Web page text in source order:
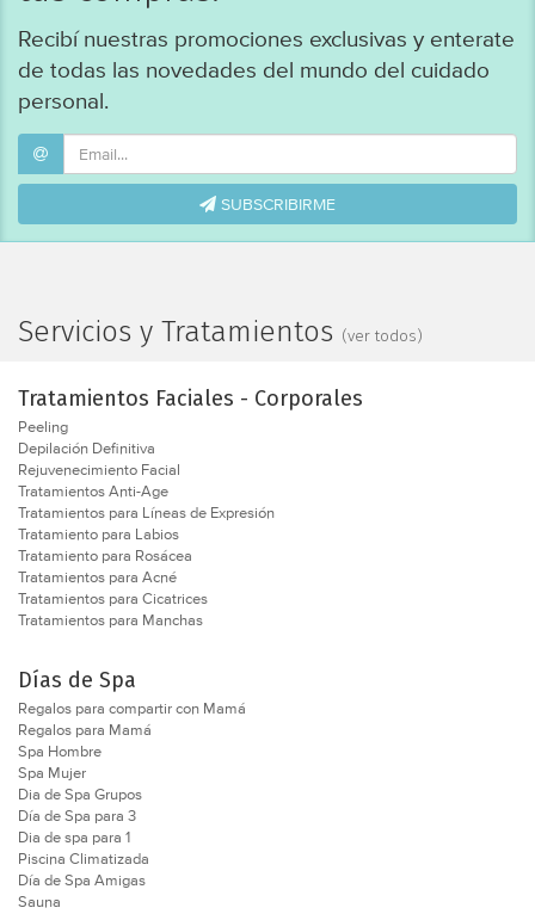
Recibí nuestras promociones exclusivas y enterate
de todas las novedades del mundo del cuidado
personal.
SUBSCRIBIRME
Servicios y Tratamientos (ver todos)
Tratamientos Faciales - Corporales
Peeling
Depilación Definitiva
Rejuvenecimiento Facial
Tratamientos Anti-Age
Tratamientos para Líneas de Expresión
Tratamiento para Labios
Tratamiento para Rosácea
Tratamientos para Acné
Tratamientos para Cicatrices
Tratamientos para Manchas
Días de Spa
Regalos para compartir con Mamá
Regalos para Mamá
Spa Hombre
Spa Mujer
Dia de Spa Grupos
Día de Spa para 3
Dia de spa para 1
Piscina Climatizada
Día de Spa Amigas
Sauna